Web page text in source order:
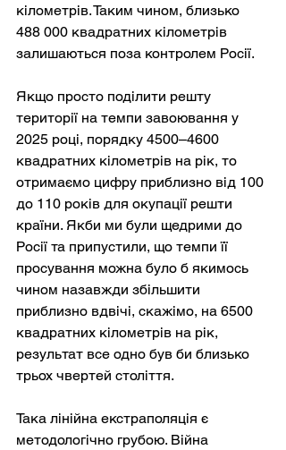
кілометрів. Таким чином, близько
488 000 квадратних кілометрів
залишаються поза контролем Росії.
Якщо просто поділити решту
території на темпи завоювання у
2025 році, порядку 4500–4600
квадратних кілометрів на рік, то
отримаємо цифру приблизно від 100
до 110 років для окупації решти
країни. Якби ми були щедрими до
Росії та припустили, що темпи її
просування можна було б якимось
чином назавжди збільшити
приблизно вдвічі, скажімо, на 6500
квадратних кілометрів на рік,
результат все одно був би близько
трьох чвертей століття.
Така лінійна екстраполяція є
методологічно грубою. Війна